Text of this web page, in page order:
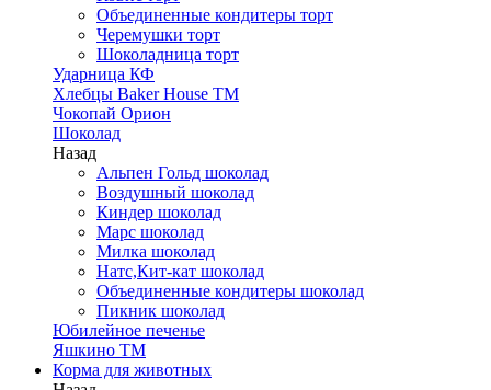
Объединенные кондитеры торт
Черемушки торт
Шоколадница торт
Ударница КФ
Хлебцы Baker House ТМ
Чокопай Орион
Шоколад
Назад
Альпен Гольд шоколад
Воздушный шоколад
Киндер шоколад
Марс шоколад
Милка шоколад
Натс,Кит-кат шоколад
Объединенные кондитеры шоколад
Пикник шоколад
Юбилейное печенье
Яшкино ТМ
Корма для животных